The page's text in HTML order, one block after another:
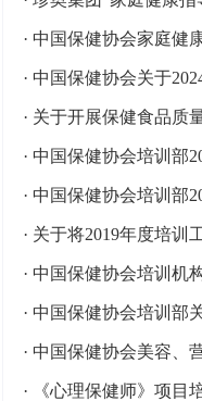
· 中国保健协会家庭健
· 中国保健协会关于
· 关于开展保健食品质
· 中国保健协会培训部
· 中国保健协会培训部
· 关于将2019年度培训
· 中国保健协会培训机
· 中国保健协会培训部
· 中国保健协会美容、
· 《心理保健师》项目